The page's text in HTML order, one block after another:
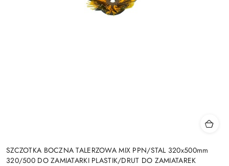
SZCZOTKA BOCZNA TALERZOWA MIX PPN/STAL 320x500mm
320/500 DO ZAMIATARKI PLASTIK/DRUT DO ZAMIATAREK